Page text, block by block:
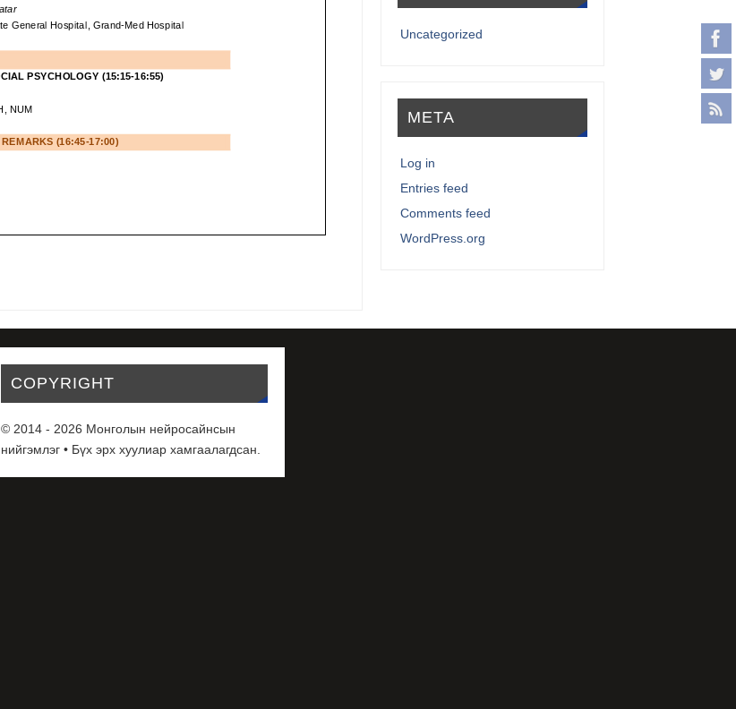
Uncategorized
META
Log in
Entries feed
Comments feed
WordPress.org
COPYRIGHT
© 2014 - 2026 Монголын нейросайнсын
нийгэмлэг • Бүх эрх хуулиар хамгаалагдсан.